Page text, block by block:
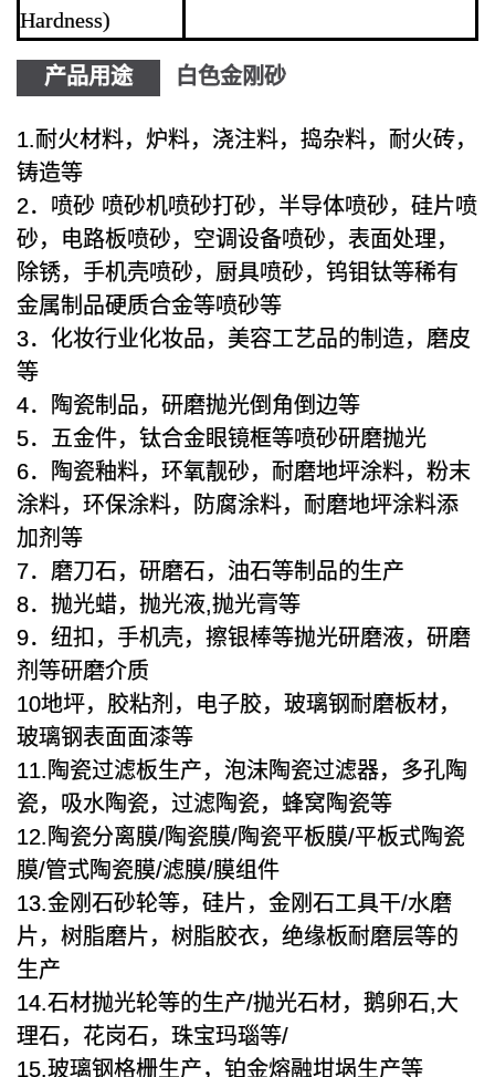
Hardness)
产品用途 白色金刚砂
1.耐火材料，炉料，浇注料，捣杂料，耐火砖，
铸造等
2．喷砂 喷砂机喷砂打砂，半导体喷砂，硅片喷
砂，电路板喷砂，空调设备喷砂，表面处理，
除锈，手机壳喷砂，厨具喷砂，钨钼钛等稀有
金属制品硬质合金等喷砂等
3．化妆行业化妆品，美容工艺品的制造，磨皮
等
4．陶瓷制品，研磨抛光倒角倒边等
5．五金件，钛合金眼镜框等喷砂研磨抛光
6．陶瓷釉料，环氧靓砂，耐磨地坪涂料，粉末
涂料，环保涂料，防腐涂料，耐磨地坪涂料添
加剂等
7．磨刀石，研磨石，油石等制品的生产
8．抛光蜡，抛光液,抛光膏等
9．纽扣，手机壳，擦银棒等抛光研磨液，研磨
剂等研磨介质
10地坪，胶粘剂，电子胶，玻璃钢耐磨板材，
玻璃钢表面面漆等
11.陶瓷过滤板生产，泡沫陶瓷过滤器，多孔陶
瓷，吸水陶瓷，过滤陶瓷，蜂窝陶瓷等
12.陶瓷分离膜/陶瓷膜/陶瓷平板膜/平板式陶瓷
膜/管式陶瓷膜/滤膜/膜组件
13.金刚石砂轮等，硅片，金刚石工具干/水磨
片，树脂磨片，树脂胶衣，绝缘板耐磨层等的
生产
14.石材抛光轮等的生产/抛光石材，鹅卵石,大
理石，花岗石，珠宝玛瑙等/
15.玻璃钢格栅生产，铂金熔融坩埚生产等